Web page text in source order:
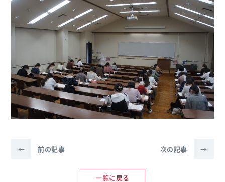
← 前の記事
一覧に戻る
次の記事 →